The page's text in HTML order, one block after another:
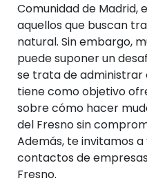
Comunidad de Madrid,
aquellos que buscan
natural. Sin embargo,
puede suponer un
se trata de administrar
tiene como objetivo
sobre cómo hacer
del Fresno sin
Además, te invitamos
contactos de
Fresno.